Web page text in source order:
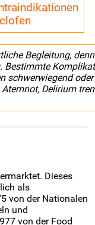
Begleitung,
Bestimmte
schwerwiegend
Delirium
Dieses
als
von der Nationalen
und
von der Food